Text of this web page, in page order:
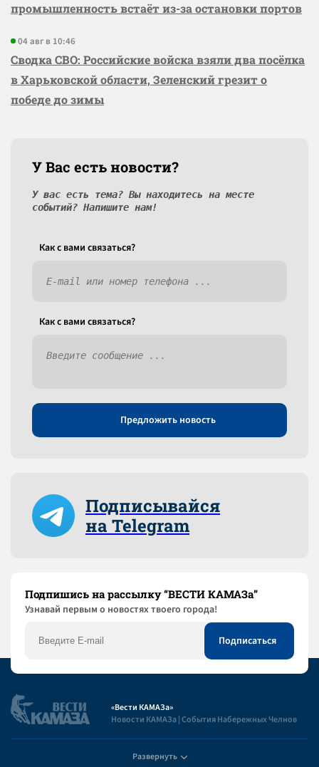
промышленность встаёт из-за остановки портов
04 авг в 10:46
Сводка СВО: Российские войска взяли два посёлка
в Харьковской области, Зеленский грезит о
победе до зимы
У Вас есть новости?
У вас есть тема? Вы находитесь на месте
событий? Напишите нам!
Как c вами связаться?
Как c вами связаться?
Предложить новость
Подписывайся
на Telegram
Подпишись на рассылку “ВЕСТИ КАМАЗа”
Узнaвай первым о новостях твоего города!
«Вести КАМАЗа»
Новости КАМАЗа | События Набережных Челнов
Развернуть